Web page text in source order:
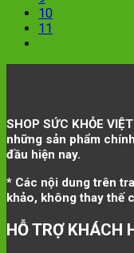
10
11
SHOP SỨC KHỎE
những sản phẩm
đầu hiện nay.
* Các nội dung trên
khảo, không thay thế
HỖ TRỢ KHÁCH